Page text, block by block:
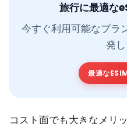
旅行に最適な
今すぐ利用可能なプラ
発し
最適な
コスト面でも大きなメリ